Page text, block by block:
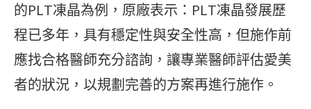
的PLT凍晶為例，原廠表示：PLT凍晶發展歷
程已多年，具有穩定性與安全性高，但施作前
應找合格醫師充分諮詢，讓專業醫師評估愛美
者的狀況，以規劃完善的方案再進行施作。